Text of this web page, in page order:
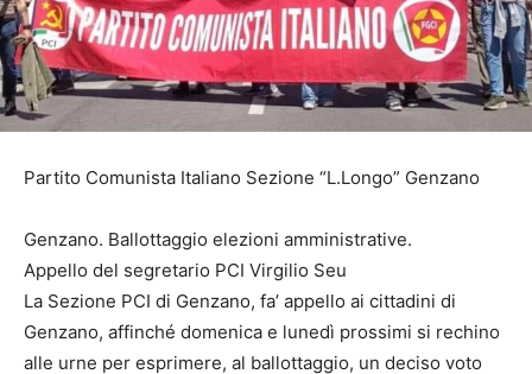
Partito Comunista Italiano Sezione “L.Longo” Genzano
Genzano. Ballottaggio elezioni amministrative.
Appello del segretario PCI Virgilio Seu
La Sezione PCI di Genzano, fa’ appello ai cittadini di
Genzano, affinché domenica e lunedì prossimi si rechino
alle urne per esprimere, al ballottaggio, un deciso voto